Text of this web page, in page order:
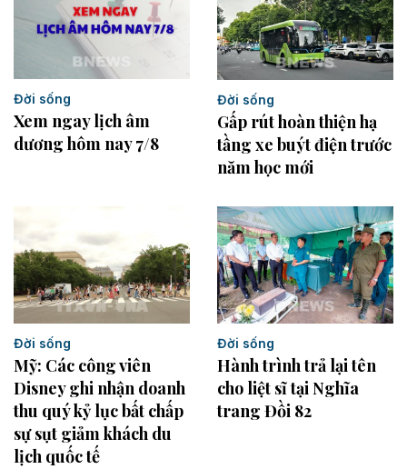
Đời sống
Xem ngay lịch âm
dương hôm nay 7/8
Đời sống
Gấp rút hoàn thiện hạ
tầng xe buýt điện trước
năm học mới
Đời sống
Mỹ: Các công viên
Disney ghi nhận doanh
thu quý kỷ lục bất chấp
sự sụt giảm khách du
lịch quốc tế
Đời sống
Hành trình trả lại tên
cho liệt sĩ tại Nghĩa
trang Đồi 82